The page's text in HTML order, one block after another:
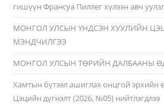
гишүүн Франсуа Пиллег хүлээн авч
МОНГОЛ УЛСЫН ҮНДСЭН ХУУЛИЙН
МЭНДЧИЛГЭЭ
МОНГОЛ УЛСЫН ТӨРИЙН ДАЛБААНЫ
Хамтын бүтээл ашиглах онцгой эрхийн
Цэцийн дүгнэлт (2026, №05) нийтлэгдлээ